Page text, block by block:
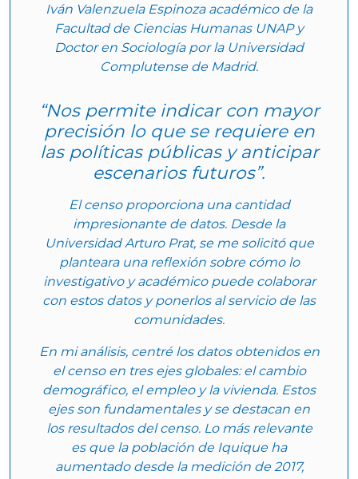
Iván Valenzuela Espinoza académico de la
Facultad de Ciencias Humanas UNAP y
Doctor en Sociología por la Universidad
Complutense de Madrid.
“Nos permite indicar con mayor
precisión lo que se requiere en
las políticas públicas y anticipar
escenarios futuros”.
El censo proporciona una cantidad
impresionante de datos. Desde la
Universidad Arturo Prat, se me solicitó que
planteara una reflexión sobre cómo lo
investigativo y académico puede colaborar
con estos datos y ponerlos al servicio de las
comunidades.
En mi análisis, centré los datos obtenidos en
el censo en tres ejes globales: el cambio
demográfico, el empleo y la vivienda. Estos
ejes son fundamentales y se destacan en
los resultados del censo. Lo más relevante
es que la población de Iquique ha
aumentado desde la medición de 2017,